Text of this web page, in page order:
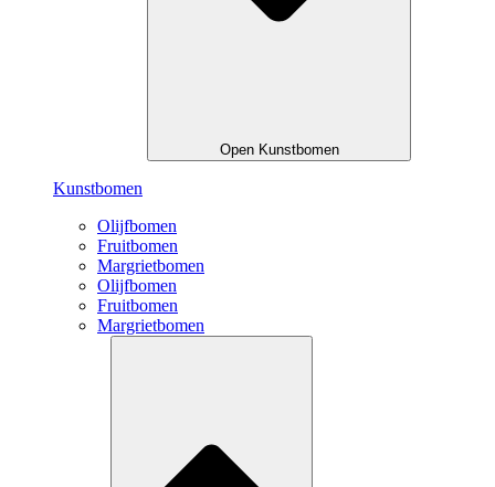
Open Kunstbomen
Kunstbomen
Olijfbomen
Fruitbomen
Margrietbomen
Olijfbomen
Fruitbomen
Margrietbomen